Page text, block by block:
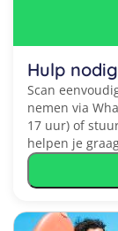
Hulp
Scan
nemen via
17 uur) of
helpen je